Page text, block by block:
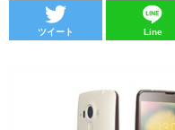
ツイート Line